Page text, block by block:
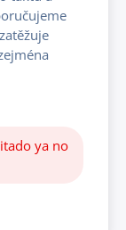
ya no